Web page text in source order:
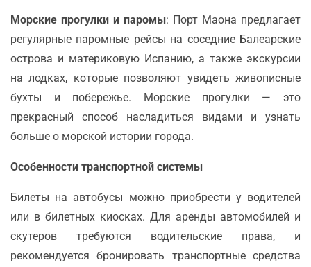
Морские прогулки и паромы: Порт Маона предлагает
регулярные паромные рейсы на соседние Балеарские
острова и материковую Испанию, а также экскурсии
на лодках, которые позволяют увидеть живописные
бухты и побережье. Морские прогулки — это
прекрасный способ насладиться видами и узнать
больше о морской истории города.
Особенности транспортной системы
Билеты на автобусы можно приобрести у водителей
или в билетных киосках. Для аренды автомобилей и
скутеров требуются водительские права, и
рекомендуется бронировать транспортные средства